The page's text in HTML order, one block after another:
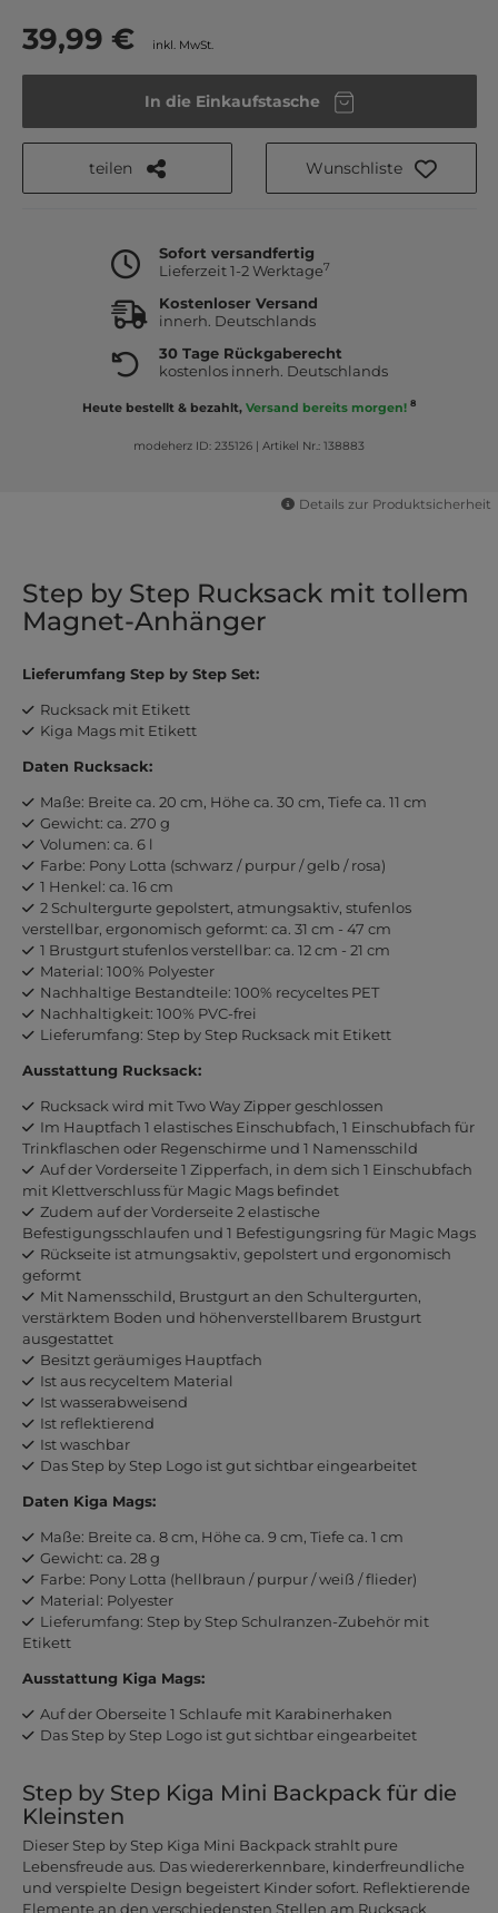
39,99 € inkl. MwSt.
In die Einkaufstasche
teilen Wunschliste
Sofort versandfertig
Lieferzeit 1-2 Werktage7
Kostenloser Versand
innerh. Deutschlands
30 Tage Rückgaberecht
kostenlos innerh. Deutschlands
Heute bestellt & bezahlt, Versand bereits morgen! 8
modeherz ID: 235126 Artikel Nr.: 138883
Details zur Produktsicherheit
Step by Step Rucksack mit tollem
Magnet-Anhänger
Lieferumfang Step by Step Set:
Rucksack mit Etikett
Kiga Mags mit Etikett
Daten Rucksack:
Maße: Breite ca. 20 cm, Höhe ca. 30 cm, Tiefe ca. 11 cm
Gewicht: ca. 270 g
Volumen: ca. 6 l
Farbe: Pony Lotta (schwarz / purpur / gelb / rosa)
1 Henkel: ca. 16 cm
2 Schultergurte gepolstert, atmungsaktiv, stufenlos
verstellbar, ergonomisch geformt: ca. 31 cm - 47 cm
1 Brustgurt stufenlos verstellbar: ca. 12 cm - 21 cm
Material: 100% Polyester
Nachhaltige Bestandteile: 100% recyceltes PET
Nachhaltigkeit: 100% PVC-frei
Lieferumfang: Step by Step Rucksack mit Etikett
Ausstattung Rucksack:
Rucksack wird mit Two Way Zipper geschlossen
Im Hauptfach 1 elastisches Einschubfach, 1 Einschubfach für
Trinkflaschen oder Regenschirme und 1 Namensschild
Auf der Vorderseite 1 Zipperfach, in dem sich 1 Einschubfach
mit Klettverschluss für Magic Mags befindet
Zudem auf der Vorderseite 2 elastische
Befestigungsschlaufen und 1 Befestigungsring für Magic Mags
Rückseite ist atmungsaktiv, gepolstert und ergonomisch
geformt
Mit Namensschild, Brustgurt an den Schultergurten,
verstärktem Boden und höhenverstellbarem Brustgurt
ausgestattet
Besitzt geräumiges Hauptfach
Ist aus recyceltem Material
Ist wasserabweisend
Ist reflektierend
Ist waschbar
Das Step by Step Logo ist gut sichtbar eingearbeitet
Daten Kiga Mags:
Maße: Breite ca. 8 cm, Höhe ca. 9 cm, Tiefe ca. 1 cm
Gewicht: ca. 28 g
Farbe: Pony Lotta (hellbraun / purpur / weiß / flieder)
Material: Polyester
Lieferumfang: Step by Step Schulranzen-Zubehör mit
Etikett
Ausstattung Kiga Mags:
Auf der Oberseite 1 Schlaufe mit Karabinerhaken
Das Step by Step Logo ist gut sichtbar eingearbeitet
Step by Step Kiga Mini Backpack für die
Kleinsten
Dieser Step by Step Kiga Mini Backpack strahlt pure
Lebensfreude aus. Das wiedererkennbare, kinderfreundliche
und verspielte Design begeistert Kinder sofort. Reflektierende
Elemente an den verschiedensten Stellen am Rucksack